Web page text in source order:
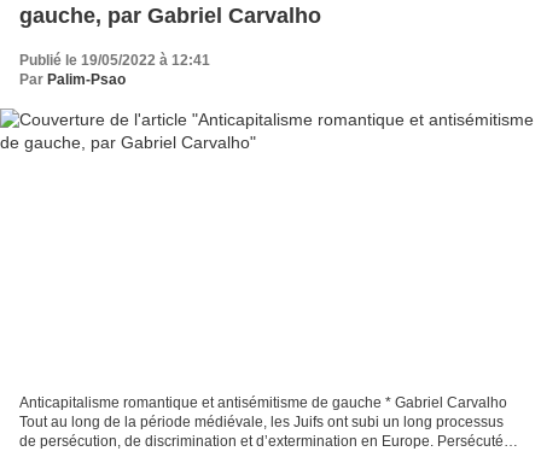
gauche, par Gabriel Carvalho
Publié le 19/05/2022 à 12:41
Par Palim-Psao
Anticapitalisme romantique et antisémitisme de gauche * Gabriel Carvalho
Tout au long de la période médiévale, les Juifs ont subi un long processus
de persécution, de discrimination et d’extermination en Europe. Persécutés